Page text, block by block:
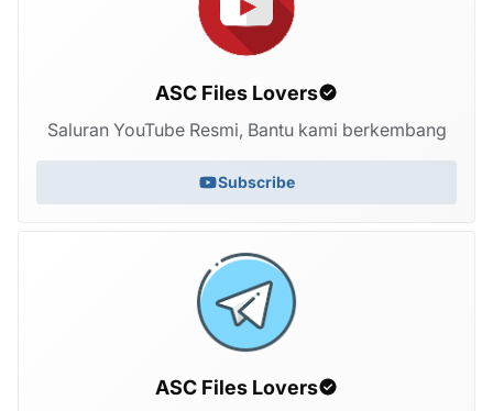
ASC Files Lovers
Saluran YouTube Resmi, Bantu kami berkembang
Subscribe
ASC Files Lovers